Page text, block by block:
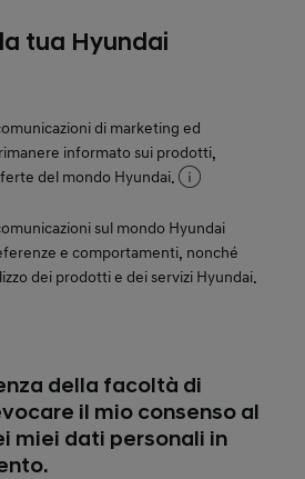
tua Hyundai
di marketing ed
informato sui prodotti,
del mondo Hyundai.
sul mondo Hyundai
e comportamenti, nonché
dei prodotti e dei servizi Hyundai.
della facoltà di
il mio consenso al
miei dati personali in